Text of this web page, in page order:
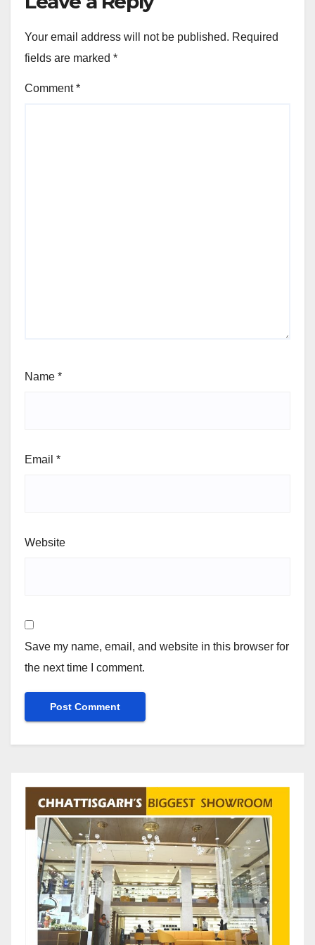
Your email address will not be published. Required
fields are marked *
Comment*
Name *
Email *
Website
Save my name, email, and website in this browser for
the next time I comment.